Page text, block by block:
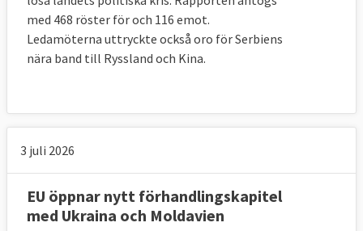
med 468 röster för och 116 emot.
Ledamöterna uttryckte också oro för Serbiens
nära band till Ryssland och Kina.
3 juli 2026
EU öppnar nytt förhandlingskapitel
med Ukraina och Moldavien